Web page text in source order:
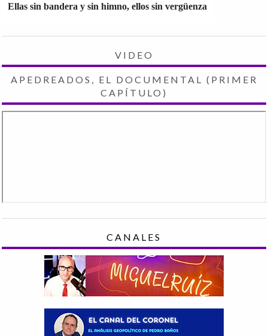
Ellas sin bandera y sin himno, ellos sin vergüenza
VIDEO
APEDREADOS, EL DOCUMENTAL (PRIMER
CAPÍTULO)
CANALES